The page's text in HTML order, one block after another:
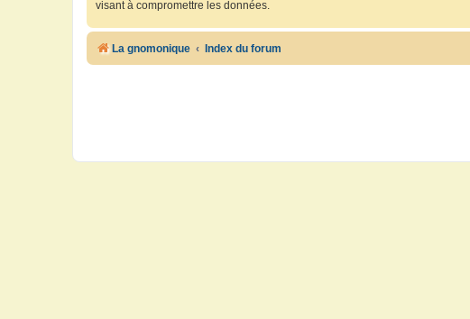
visant à compromettre les données.
La gnomonique Index du forum